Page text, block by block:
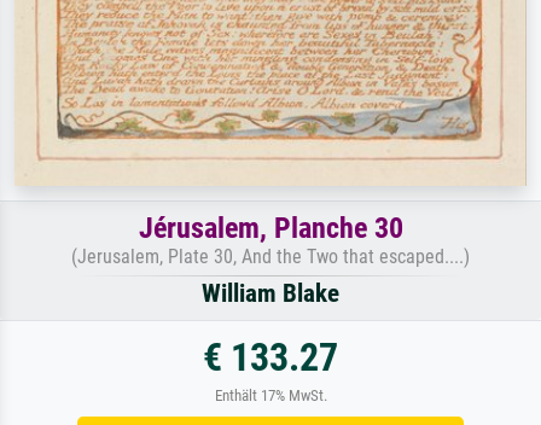
Jérusalem, Planche 30
(Jerusalem, Plate 30, And the Two that escaped....)
William Blake
€ 133.27
Enthält 17% MwSt.